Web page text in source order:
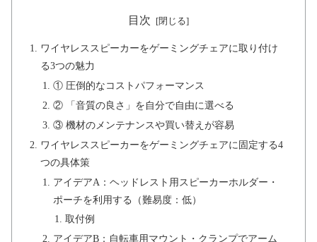
目次
ワイヤレススピーカーをゲーミングチェアに取り付け
る3つの魅力
① 圧倒的なコストパフォーマンス
② 「音質の良さ」を自分で自由に選べる
③ 機材のメンテナンスや買い替えが容易
ワイヤレススピーカーをゲーミングチェアに固定する4
つの具体策
アイデアA：ヘッドレスト用スピーカーホルダー・
ポーチを利用する（難易度：低）
取付例
アイデアB：自転車用マウント・クランプでアーム